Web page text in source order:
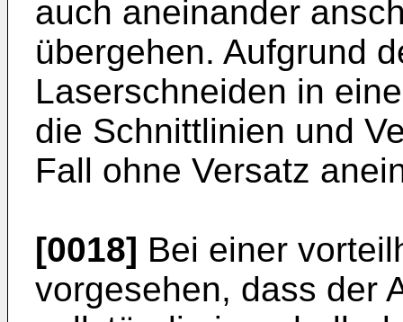
auch aneinander
übergehen. Aufgrund
Laserschneiden in
die Schnittlinien und
Fall ohne Versatz
[0018] Bei einer
vorgesehen, dass der